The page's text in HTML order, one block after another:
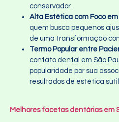
conservador.
Alta Estética com Foco
quem busca pequenos
de uma transformação
Termo Popular entre
contato dental em São
popularidade por sua
resultados de estética sutil
Melhores facetas dentárias em